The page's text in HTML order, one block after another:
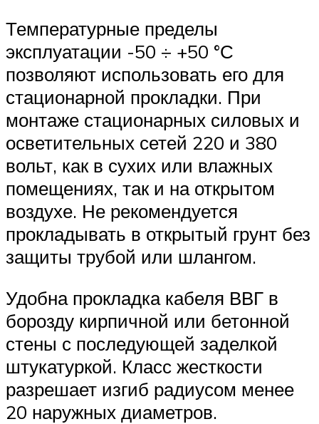
Температурные пределы
эксплуатации -50 ÷ +50 °С
позволяют использовать его для
стационарной прокладки. При
монтаже стационарных силовых и
осветительных сетей 220 и 380
вольт, как в сухих или влажных
помещениях, так и на открытом
воздухе. Не рекомендуется
прокладывать в открытый грунт без
защиты трубой или шлангом.
Удобна прокладка кабеля ВВГ в
борозду кирпичной или бетонной
стены с последующей заделкой
штукатуркой. Класс жесткости
разрешает изгиб радиусом менее
20 наружных диаметров.